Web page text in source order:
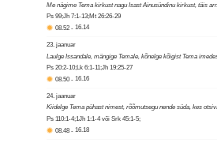
Me nägime Tema kirkust nagu Isast Ainusündinu kirkust, täis
Ps 99;Jh 7:1-13;Mt 26:26-29
08.52 - 16.14
23. jaanuar
Laulge Issandale, mängige Temale, kõnelge kõigist Tema
Ps 20:2-10;Lk 6:1-11;Jh 19:25-27
08.50 - 16.16
24. jaanuar
Kiidelge Tema pühast nimest, rõõmutsegu nende süda, kes
Ps 110:1-4;1Jh 1:1-4 või Srk 45:1-5;
08.48 - 16.18